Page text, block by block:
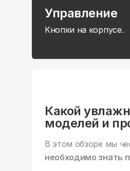
Управление
Кнопки на корпусе.
Какой
моделей и
В этом обзоре мы
необходимо знать